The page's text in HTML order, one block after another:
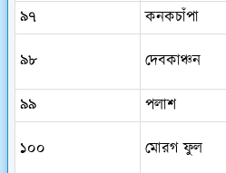
৯৭
কনকচাঁপা
৯৮
দেবকাঞ্চন
৯৯
পলাশ
১০০
মোরগ ফুল